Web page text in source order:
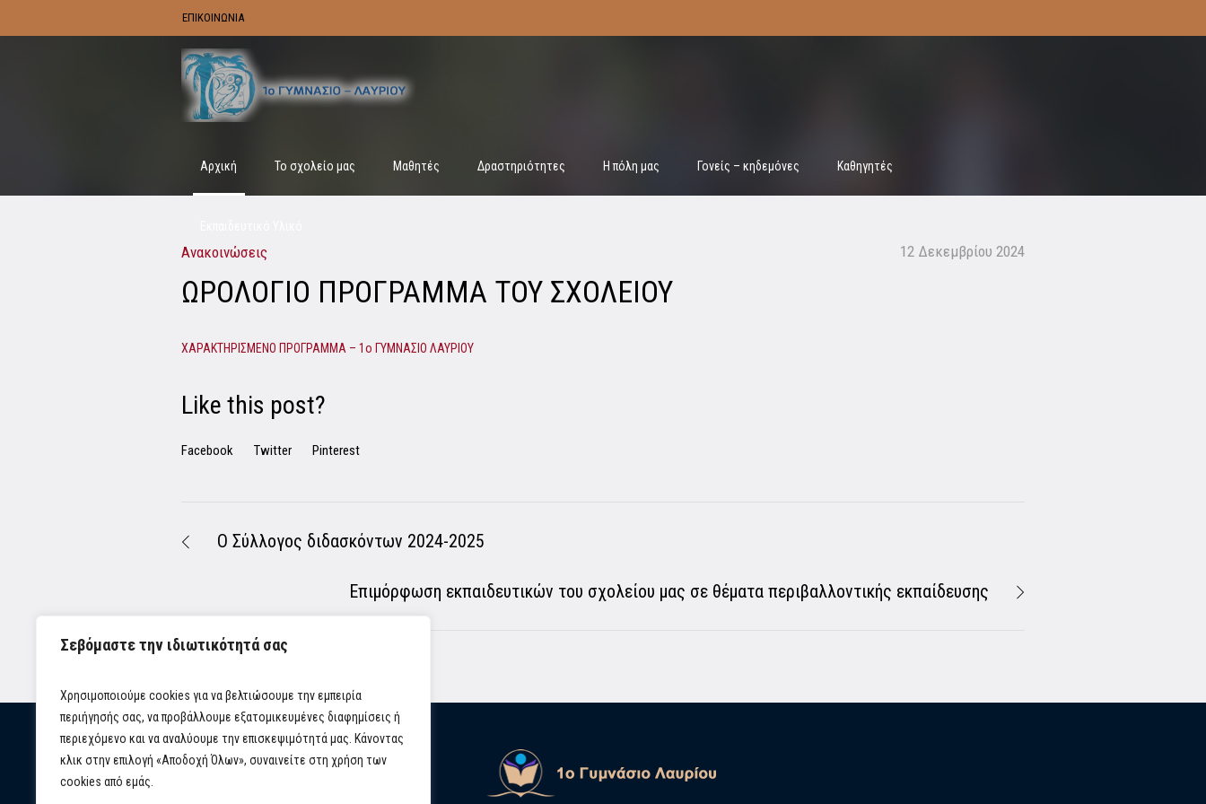
Σεβόμαστε την ιδιωτικότητά σας
Χρησιμοποιούμε cookies για να βελτιώσουμε την εμπειρία
περιήγησής σας, να προβάλλουμε εξατομικευμένες διαφημίσεις ή
περιεχόμενο και να αναλύουμε την επισκεψιμότητά μας. Κάνοντας
κλικ στην επιλογή «Αποδοχή Όλων», συναινείτε στη χρήση των
cookies από εμάς.
ΕΠΙΚΟΙΝΩΝΙΑ
Αρχική Το σχολείο μας Μαθητές Δραστηριότητες Η πόλη μας Γονείς – κηδεμόνες Καθηγητές
12 Δεκεμβρίου 2024
Ανακοινώσεις
ΩΡΟΛΟΓΙΟ ΠΡΟΓΡΑΜΜΑ ΤΟΥ ΣΧΟΛΕΙΟΥ
ΧΑΡΑΚΤΗΡΙΣΜΕΝΟ ΠΡΟΓΡΑΜΜΑ – 1ο ΓΥΜΝΑΣΙΟ ΛΑΥΡΙΟΥ
Like this post?
Facebook Twitter Pinterest
Ο Σύλλογος διδασκόντων 2024-2025
Επιμόρφωση εκπαιδευτικών του σχολείου μας σε θέματα περιβαλλοντικής εκπαίδευσης